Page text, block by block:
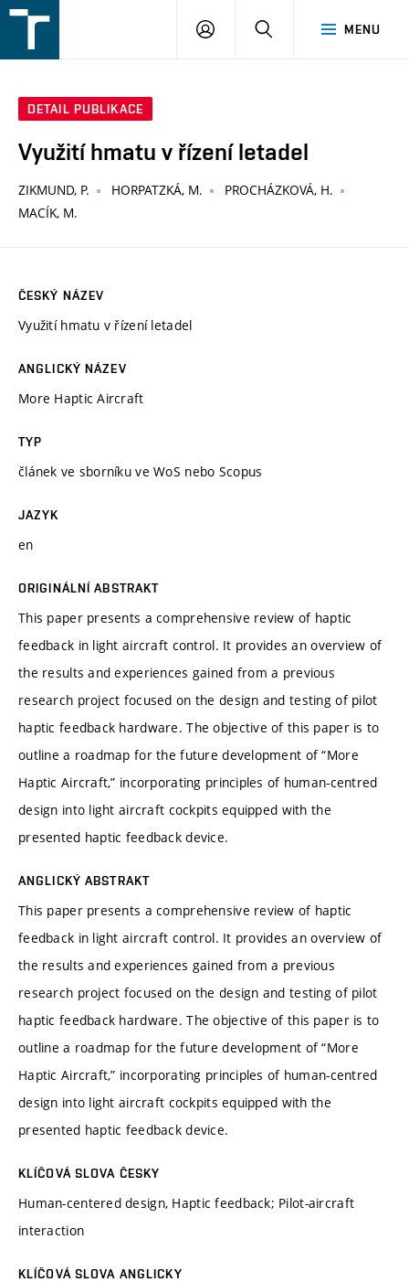
v
MENU
PŘIHLÁŠENÍ
DETAIL PUBLIKACE
Využití hmatu v řízení letadel
ZIKMUND, P. HORPATZKÁ, M.
PROCHÁZKOVÁ, H.
MACÍK, M.
ČESKÝ NÁZEV
Využití hmatu v řízení letadel
ANGLICKÝ NÁZEV
More Haptic Aircraft
TYP
článek ve sborníku ve WoS nebo Scopus
JAZYK
en
ORIGINÁLNÍ ABSTRAKT
This paper presents a comprehensive review of haptic
feedback in light aircraft control. It provides an overview of
the results and experiences gained from a previous
research project focused on the design and testing of pilot
haptic feedback hardware. The objective of this paper is to
outline a roadmap for the future development of “More
Haptic Aircraft,” incorporating principles of human-centred
design into light aircraft cockpits equipped with the
presented haptic feedback device.
ANGLICKÝ ABSTRAKT
This paper presents a comprehensive review of haptic
feedback in light aircraft control. It provides an overview of
the results and experiences gained from a previous
research project focused on the design and testing of pilot
haptic feedback hardware. The objective of this paper is to
outline a roadmap for the future development of “More
Haptic Aircraft,” incorporating principles of human-centred
design into light aircraft cockpits equipped with the
presented haptic feedback device.
KLÍČOVÁ SLOVA ČESKY
Human-centered design, Haptic feedback; Pilot-aircraft
interaction
KLÍČOVÁ SLOVA ANGLICKY